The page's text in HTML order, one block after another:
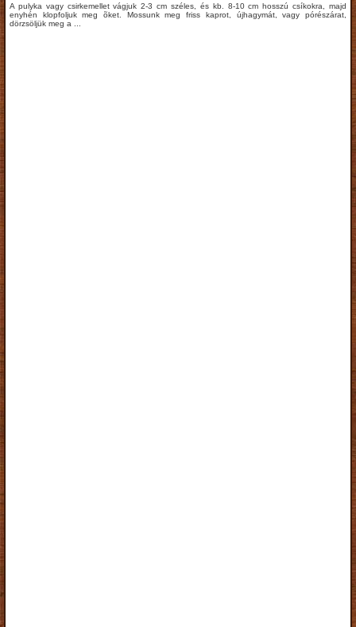
A pulyka vagy csirkemellet vágjuk 2-3 cm széles, és kb. 8-10 cm hosszú csíkokra, majd
enyhén klopfoljuk meg õket. Mossunk meg friss kaprot, újhagymát, vagy pórészárat,
dörzsöljük meg a ...